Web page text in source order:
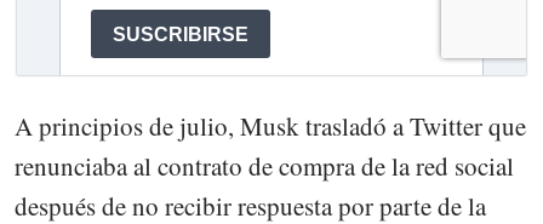
A principios de julio, Musk trasladó a Twitter que
renunciaba al contrato de compra de la red social
después de no recibir respuesta por parte de la